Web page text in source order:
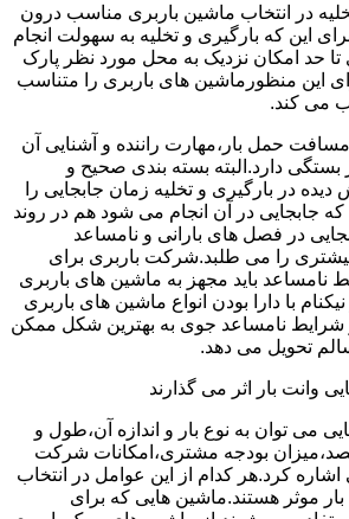
در انتخاب ماشین باربری مناسب درون
این که بارگیری و تخلیه به سهولت انجام
تا حد امکان نزدیک به محل مورد نظر پارک
این منظورماشین های باربری را متناسب
می کند.
حمل بار،مهارت راننده و آشنایی آن
دارد.البته بسته بندی صحیح و
دیده در بارگیری و تخلیه زمان جابجایی را
جابجایی در آن انجام می شود هم در روند
در فصل های بارانی و نامساعد
را می طلبد.شرکت باربری برای
نامساعد باید مجهز به ماشین های باربری
با دارا بودن انواع ماشین های باربری
نامساعد جوی به بهترین شکل ممکن
تحویل می دهد.
وانت بار اثر می گذارند
می توان به نوع بار و اندازه آن،طول و
بودجه مشتری،امکانات شرکت
اشاره کرد.هر کدام از این عوامل در انتخاب
موثر هستند.ماشین هایی که برای